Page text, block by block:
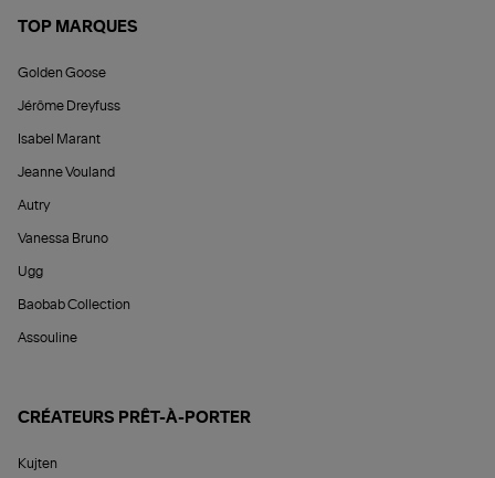
TOP MARQUES
Golden Goose
Jérôme Dreyfuss
Isabel Marant
Jeanne Vouland
Autry
Vanessa Bruno
Ugg
Baobab Collection
Assouline
CRÉATEURS PRÊT-À-PORTER
Kujten